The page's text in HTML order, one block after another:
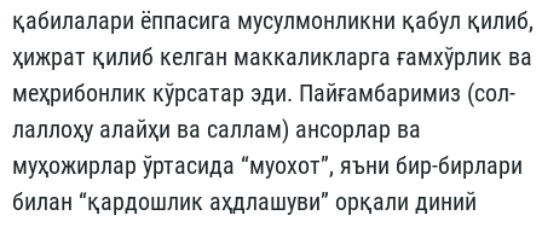
қабилалари ёппасига мусулмонликни қабул қилиб,
ҳижрат қилиб келган маккаликлар­га ғамхўрлик ва
меҳрибонлик кўрсатар эди. Пайғамбаримиз (сол­
лаллоҳу алайҳи ва саллам) ансорлар ва
муҳожирлар ўртасида “муохот”, яъни бир-бирлари
билан “қардошлик аҳдлашуви” ор­қали диний